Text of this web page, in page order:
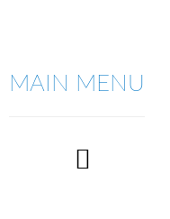
MAIN MENU